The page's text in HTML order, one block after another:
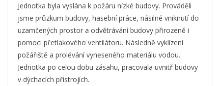
Jednotka byla vyslána k požáru nízké budovy. Prováděli
jsme průzkum budovy, hasební práce, násilné vniknutí do
uzamčených prostor a odvětrávání budovy přirozeně i
pomoci přetlakového ventilátoru. Následně vyklízení
požářiště a prolévání vyneseného materiálu vodou.
Jednotka po celou dobu zásahu, pracovala uvnitř budovy
v dýchacích přístrojích.